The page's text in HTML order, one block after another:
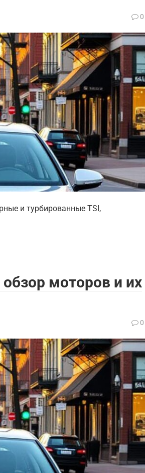
0
и турбированные TSI,
моторов и их
0